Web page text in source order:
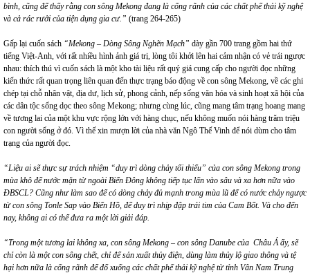
bình, cũng để thấy rằng con sông Mekong đang là cống rãnh của các chất phế thải kỹ nghệ
và cả rác rưởi của tiện dụng gia cư.” (trang 264-265)
Gấp lại cuốn sách “Mekong – Dòng Sông Nghẽn Mạch” dày gần 700 trang gồm hai thứ
tiếng Việt-Anh, với rất nhiều hình ảnh giá trị, lòng tôi khởi lên hai cảm nhận có vẻ trái ngược
nhau: thích thú vì cuốn sách là một kho tài liệu rất quý giá cung cấp cho người đọc những
kiến thức rất quan trọng liên quan đến thực trạng báo động về con sông Mekong, về các ghi
chép tại chỗ nhân vật, địa dư, lịch sử, phong cảnh, nếp sống văn hóa và sinh hoạt xã hội của
các dân tộc sống dọc theo sông Mekong; nhưng cùng lúc, cũng mang tâm trạng hoang mang
về tương lai của một khu vực rộng lớn với hàng chục, nếu không muốn nói hàng trăm triệu
con người sống ở đó. Vì thế xin mượn lời của nhà văn Ngô Thế Vinh để nói dùm cho tâm
trạng của người đọc.
“Liệu ai sẽ thực sự trách nhiệm “duy trì dòng chảy tối thiểu” của con sông Mekong trong
mùa khô để nước mặn từ ngoài Biển Đông không tiếp tục lấn vào sâu và xa hơn nữa vào
ĐBSCL? Cũng như làm sao để có dòng chảy đủ mạnh trong mùa lũ để có nước chảy ngược
từ con sông Tonle Sap vào Biển Hồ, để duy trì nhịp đập trái tim của Cam Bốt. Và cho đến
nay, không ai có thể đưa ra một lời giải đáp.
“Trong một tương lai không xa, con sông Mekong – con sông Danube của Châu Á ấy, sẽ
chỉ còn là một con sông chết, chỉ để sản xuất thủy điện, dùng làm thủy lộ giao thông và tệ
hại hơn nữa là cống rãnh để đổ xuống các chất phế thải kỹ nghệ từ tỉnh Vân Nam Trung